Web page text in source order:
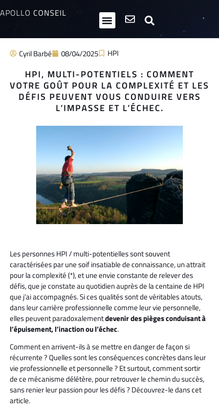
APOLLO CONSEIL
Cyril Barbé 08/04/2025 HPI
HPI, MULTI-POTENTIELS : COMMENT
VOTRE GOÛT POUR LA COMPLEXITÉ ET LES
DÉFIS PEUVENT VOUS CONDUIRE VERS
L’IMPASSE ET L’ÉCHEC.
Les personnes HPI / multi-potentielles sont souvent
caractérisées par une soif insatiable de connaissance, un attrait
pour la complexité (*), et une envie constante de relever des
défis, que je constate au quotidien auprès de la centaine de HPI
que j’ai accompagnés. Si ces qualités sont de véritables atouts,
dans leur carrière professionnelle comme leur vie personnelle,
elles peuvent paradoxalementdevenir des pièges conduisant à
l’épuisement, l’inaction ou l’échec.
Comment en arrivent-ils à se mettre en danger de façon si
récurrente ? Quelles sont les conséquences concrètes dans leur
vie professionnelle et personnelle ? Et surtout, comment sortir
de ce mécanisme délétère, pour retrouver le chemin du succès,
sans renier leur passion pour les défis ? Découvrez-le dans cet
article.